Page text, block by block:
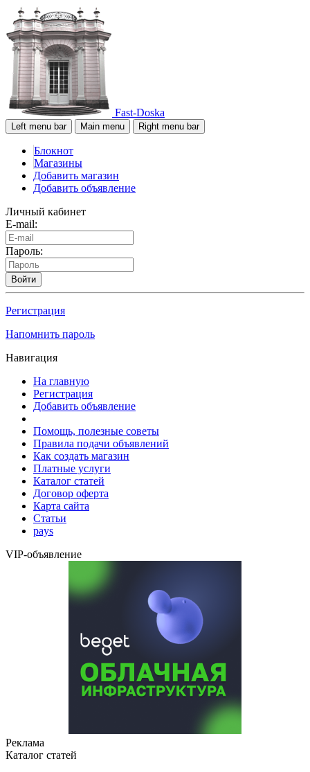
Fast-Doska
Left menu bar Main menu Right menu bar
Блокнот
Магазины
Добавить магазин
Добавить объявление
Личный кабинет
E-mail:
Пароль:
Войти
Регистрация
Напомнить пароль
Навигация
На главную
Регистрация
Добавить объявление
Помощь, полезные советы
Правила подачи объявлений
Как создать магазин
Платные услуги
Каталог статей
Договор оферта
Карта сайта
Статьи
pays
VIP-объявление
Реклама
Каталог статей